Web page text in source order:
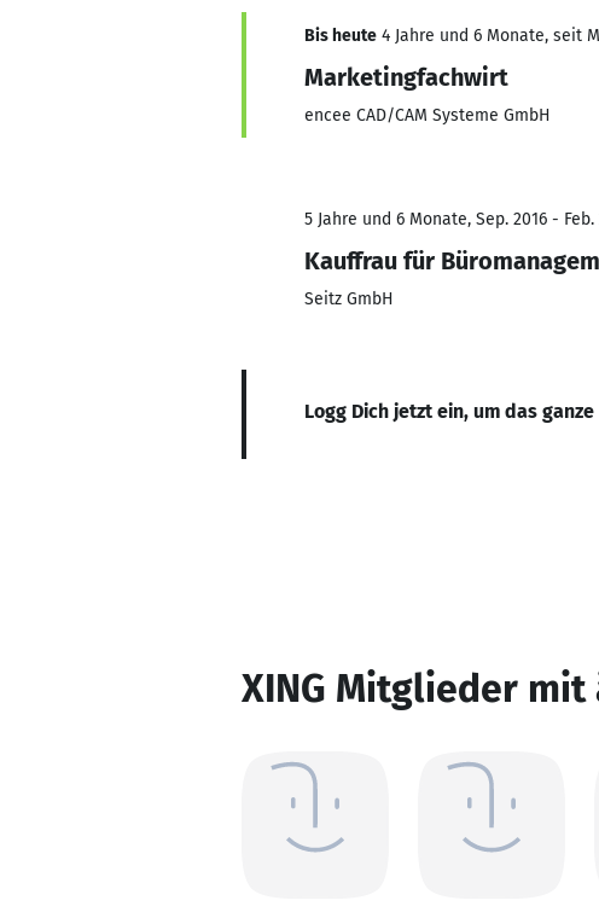
Bis heute 4 Jahre und 6 Monate, seit
Marketingfachwirt
encee CAD/CAM Systeme GmbH
5 Jahre und 6 Monate, Sep. 2016 - Feb.
Kauffrau für
Seitz GmbH
Logg Dich jetzt ein, um das
XING Mitglieder